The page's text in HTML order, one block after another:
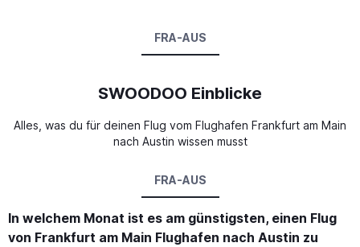
FRA-AUS
SWOODOO Einblicke
Alles, was du für deinen Flug vom Flughafen Frankfurt am Main
nach Austin wissen musst
FRA-AUS
In welchem Monat ist es am günstigsten, einen Flug
von Frankfurt am Main Flughafen nach Austin zu